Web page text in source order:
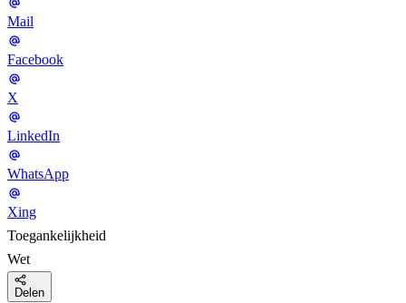
Mail
Facebook
X
LinkedIn
WhatsApp
Xing
Toegankelijkheid
Wet
Delen